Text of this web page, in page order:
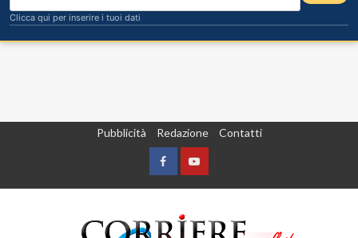
Pubblicità Redazione Contatti
FacebookYountube
Clicca qui per inserire i tuoi dati